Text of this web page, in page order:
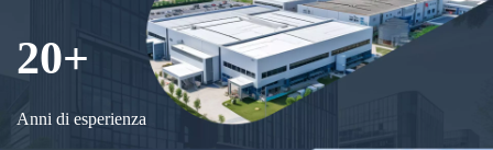
20+
Anni di esperienza